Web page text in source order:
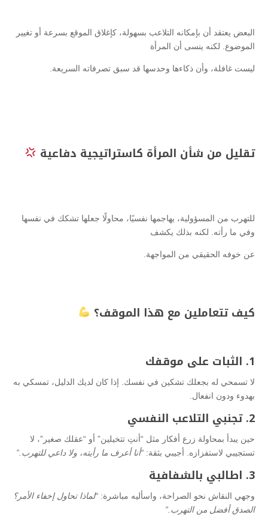
البعض يعتقد أن بإمكانه التلاعب بسهولة، كإغلاق الموقع بسرعة أو تغيير
الموضوع. لكنه ينسى أن المرأة
ليست غافلة، وأن ذكاءها وحدسها قد سبق تصرفاته السريعة.
تقليل من شأن المرأة كاستراتيجية دفاعية
للتهرب من المسؤولية، يهاجمها نفسيًا، محاولًا جعلها تشكك في نفسها
وفي ما رأته. لكنه بذلك يكشف
عن خوفه الحقيقي من المواجهة.
كيف تتعاملين مع هذا الموقف؟
1. الثبات على موقفك
لا تسمحي له بجعلك تشكين في نفسك. إذا كان لديك الدليل، تمسكي به
بهدوء ودون انفعال.
2. تجنبي التلاعب النفسي
حين يبدأ بمحاولة زرع أفكار مثل “أنتِ تتخيلين” أو “عقلك صغير”، لا
تستجيبي لاستفزازه. أجيبي بثقة: “أنا أعرف ما رأيته، ولا داعي للتهرب.”
3. اطالبي بالشفافية
وجهي النقاش نحو الصراحة، واسأليه مباشرة: “لماذا تحاول إخفاء الأمر؟
الصدق أفضل من التهرب.”